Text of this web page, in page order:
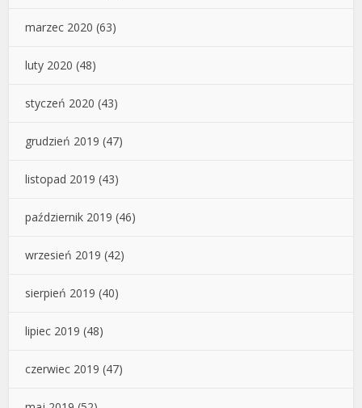
marzec 2020 (63)
luty 2020 (48)
styczeń 2020 (43)
grudzień 2019 (47)
listopad 2019 (43)
październik 2019 (46)
wrzesień 2019 (42)
sierpień 2019 (40)
lipiec 2019 (48)
czerwiec 2019 (47)